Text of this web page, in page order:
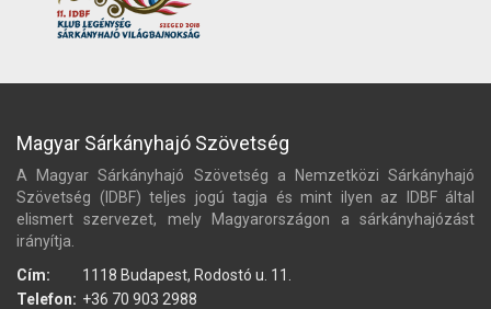
Magyar Sárkányhajó Szövetség
A Magyar Sárkányhajó Szövetség a Nemzetközi Sárkányhajó
Szövetség (IDBF) teljes jogú tagja és mint ilyen az IDBF által
elismert szervezet, mely Magyarországon a sárkányhajózást
irányítja.
Cím:
1118 Budapest, Rodostó u. 11.
Telefon: +36 70 903 2988